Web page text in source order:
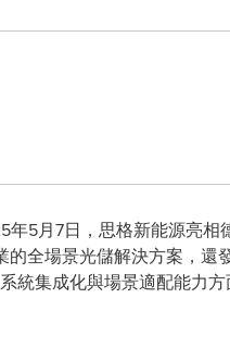
年5月7日，思格新能源亮
全場景光儲解決方案，
統集成化與場景適配能力